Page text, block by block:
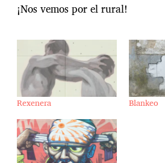
¡Nos vemos por el rural!
Rexenera Blankeo